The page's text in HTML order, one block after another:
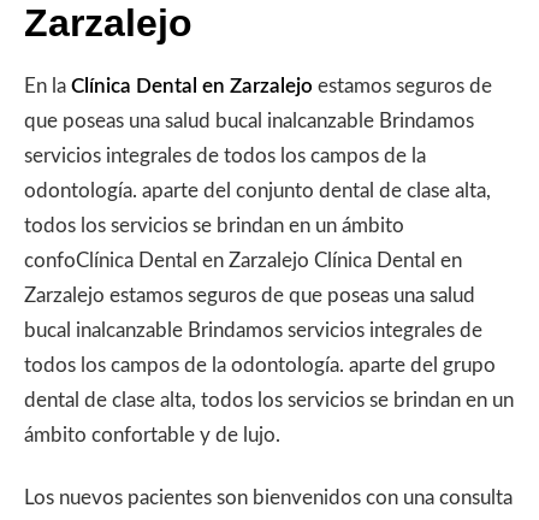
Zarzalejo
En la Clínica Dental en Zarzalejo estamos seguros de
que poseas una salud bucal inalcanzable Brindamos
servicios integrales de todos los campos de la
odontología. aparte del conjunto dental de clase alta,
todos los servicios se brindan en un ámbito
confoClínica Dental en Zarzalejo Clínica Dental en
Zarzalejo estamos seguros de que poseas una salud
bucal inalcanzable Brindamos servicios integrales de
todos los campos de la odontología. aparte del grupo
dental de clase alta, todos los servicios se brindan en un
ámbito confortable y de lujo.
Los nuevos pacientes son bienvenidos con una consulta